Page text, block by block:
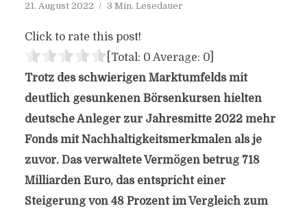
21. August 2022 3 Min. Lesedauer
Click to rate this post!
[Total: 0 Average: 0]
Trotz des schwierigen Marktumfelds mit
deutlich gesunkenen Börsenkursen hielten
deutsche Anleger zur Jahresmitte 2022 mehr
Fonds mit Nachhaltigkeitsmerkmalen als je
zuvor. Das verwaltete Vermögen betrug 718
Milliarden Euro, das entspricht einer
Steigerung von 48 Prozent im Vergleich zum